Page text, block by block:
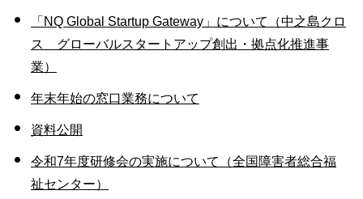
「NQ Global Startup Gateway」について（中之島クロ
ス グローバルスタートアップ創出・拠点化推進事
業）
年末年始の窓口業務について
資料公開
令和7年度研修会の実施について（全国障害者総合福
祉センター）